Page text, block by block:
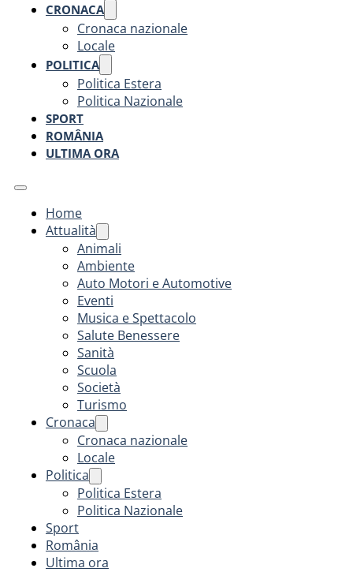
CRONACA
Cronaca nazionale
Locale
POLITICA
Politica Estera
Politica Nazionale
SPORT
ROMÂNIA
ULTIMA ORA
Home
Attualità
Animali
Ambiente
Auto Motori e Automotive
Eventi
Musica e Spettacolo
Salute Benessere
Sanità
Scuola
Società
Turismo
Cronaca
Cronaca nazionale
Locale
Politica
Politica Estera
Politica Nazionale
Sport
România
Ultima ora